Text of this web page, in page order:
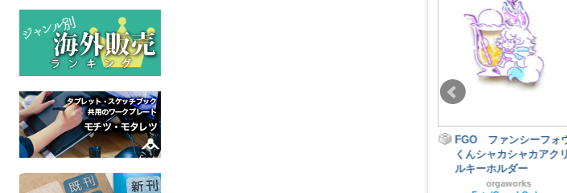
プロウドオブユー
三色の虹
全年齢
FGO オベロン ミニアク
リルキーホルダー
FGO ファンシーフォウ
くんシャカシャカアクリ
ルキーホルダー
orgaworks